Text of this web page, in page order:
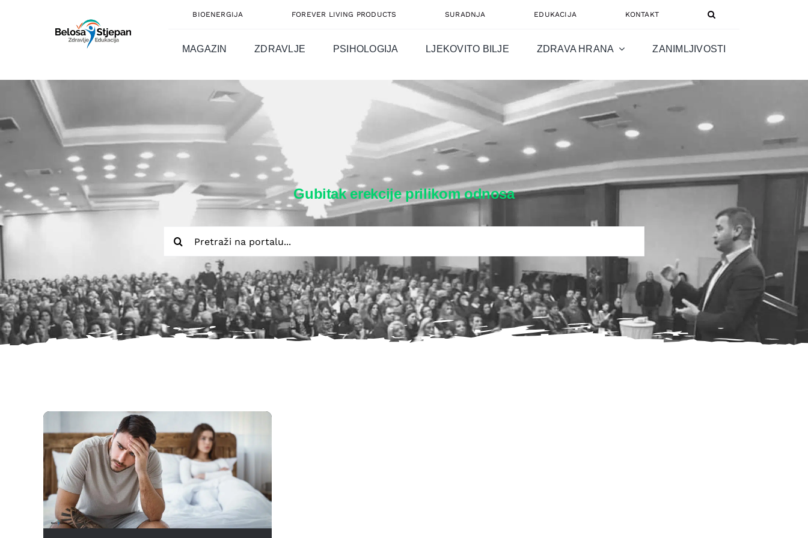
BIOENERGIJA FOREVER LIVING PRODUCTS SURADNJA EDUKACIJA KONTAKT
MAGAZIN ZDRAVLJE PSIHOLOGIJA LJEKOVITO BILJE ZDRAVA HRANA ZANIMLJIVOSTI
Gubitak erekcije prilikom odnosa